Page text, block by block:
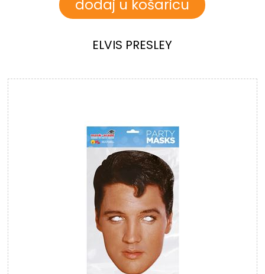
ELVIS PRESLEY